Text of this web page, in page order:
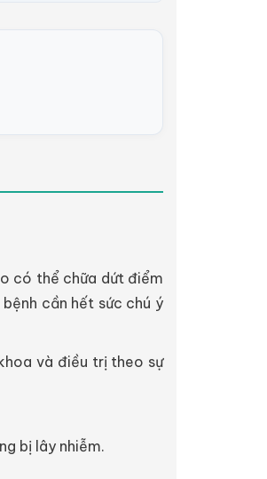
có thể chữa dứt điểm
cần hết sức chú ý
và điều trị theo sự
bị lây nhiễm.